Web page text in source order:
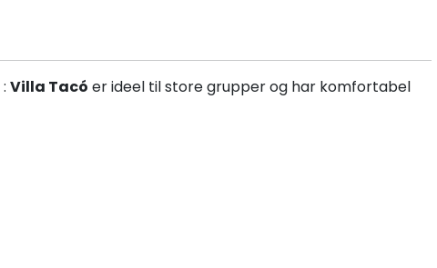
: Villa Tacó er ideel til store grupper og har komfortabel